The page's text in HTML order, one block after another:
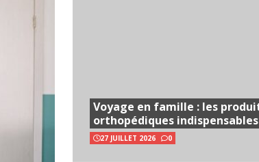
Voyage en famille : les
orthopédiques indispensables
27 JUILLET 2026 0